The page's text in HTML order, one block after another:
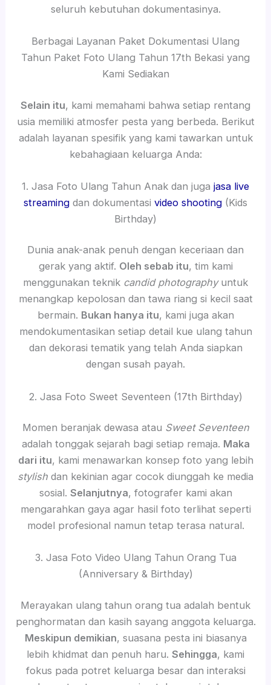
seluruh kebutuhan dokumentasinya.
Berbagai Layanan Paket Dokumentasi Ulang
Tahun Paket Foto Ulang Tahun 17th Bekasi yang
Kami Sediakan
Selain itu, kami memahami bahwa setiap rentang
usia memiliki atmosfer pesta yang berbeda. Berikut
adalah layanan spesifik yang kami tawarkan untuk
kebahagiaan keluarga Anda:
1. Jasa Foto Ulang Tahun Anak dan juga jasa live
streaming dan dokumentasi video shooting (Kids
Birthday)
Dunia anak-anak penuh dengan keceriaan dan
gerak yang aktif. Oleh sebab itu, tim kami
menggunakan teknik candid photographyuntuk
menangkap kepolosan dan tawa riang si kecil saat
bermain. Bukan hanya itu, kami juga akan
mendokumentasikan setiap detail kue ulang tahun
dan dekorasi tematik yang telah Anda siapkan
dengan susah payah.
2. Jasa Foto Sweet Seventeen (17th Birthday)
Momen beranjak dewasa atau Sweet Seventeen
adalah tonggak sejarah bagi setiap remaja. Maka
dari itu, kami menawarkan konsep foto yang lebih
stylish dan kekinian agar cocok diunggah ke media
sosial. Selanjutnya, fotografer kami akan
mengarahkan gaya agar hasil foto terlihat seperti
model profesional namun tetap terasa natural.
3. Jasa Foto Video Ulang Tahun Orang Tua
(Anniversary & Birthday)
Merayakan ulang tahun orang tua adalah bentuk
penghormatan dan kasih sayang anggota keluarga.
Meskipun demikian, suasana pesta ini biasanya
lebih khidmat dan penuh haru. Sehingga, kami
fokus pada potret keluarga besar dan interaksi